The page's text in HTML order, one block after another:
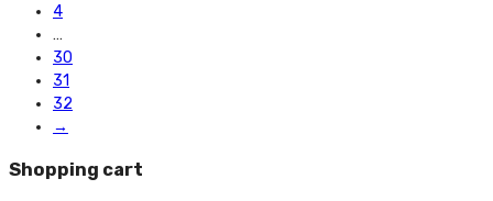
4
…
30
31
32
→
Shopping cart